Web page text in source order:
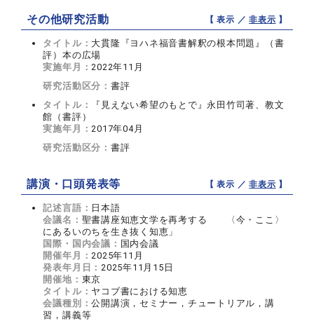
その他研究活動 【 表示 ／非表示 】
タイトル： 大貫隆『ヨハネ福音書解釈の根本問題』（書
評）本の広場
実施年月： 2022年11月
研究活動区分： 書評
タイトル：
『見えない希望のもとで』永田竹司著、教文
館（書評）
実施年月： 2017年04月
研究活動区分： 書評
講演・口頭発表等 【 表示 ／非表示 】
記述言語： 日本語
会議名： 聖書講座知恵文学を再考する 〈今・ここ〉
にあるいのちを生き抜く知恵」
国際・国内会議： 国内会議
開催年月： 2025年11月
発表年月日： 2025年11月15日
開催地： 東京
タイトル： ヤコブ書における知恵
会議種別：公開講演，セミナー，チュートリアル，講
習，講義等